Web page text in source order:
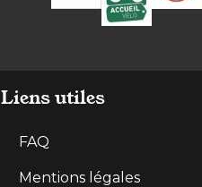
Liens utiles
FAQ
Mentions légales